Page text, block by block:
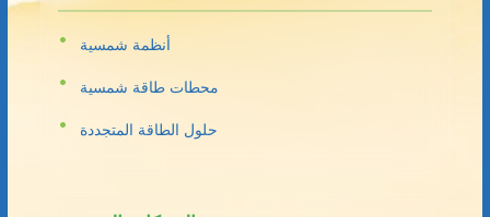
أنظمة شمسية
محطات طاقة شمسية
حلول الطاقة المتجددة